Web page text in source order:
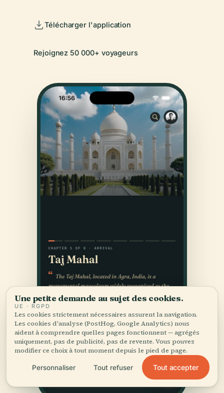
Télécharger l'application
Rejoignez 50 000+ voyageurs
Une petite demande au sujet des cookies.
UE · RGPD
Les cookies strictement nécessaires assurent la navigation.
Les cookies d'analyse (PostHog, Google Analytics) nous
aident à comprendre quelles pages fonctionnent — agrégés
uniquement, pas de publicité, pas de revente. Vous pouvez
modifier ce choix à tout moment depuis le pied de page.
Personnaliser Tout refuser Tout accepter